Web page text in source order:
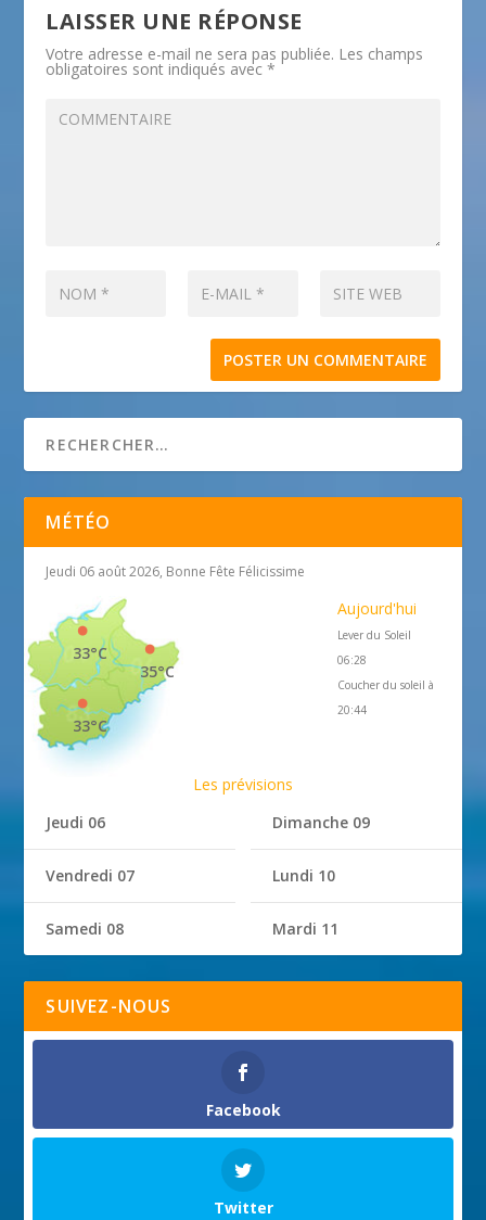
LAISSER UNE RÉPONSE
Votre adresse e-mail ne sera pas publiée. Les champs
obligatoires sont indiqués avec*
MÉTÉO
Jeudi 06 août 2026, Bonne Fête Félicissime
35°C
33°C
33°C
Aujourd'hui
Lever du Soleil
06:28
Coucher du soleil à
20:44
Les prévisions
Jeudi 06
Vendredi 07
Samedi 08
Dimanche 09
Lundi 10
Mardi 11
SUIVEZ-NOUS
Facebook
Twitter